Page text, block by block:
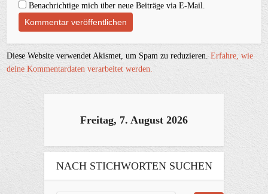
Benachrichtige mich über neue Beiträge via E-Mail.
Diese Website verwendet Akismet, um Spam zu reduzieren.Erfahre, wie
deine Kommentardaten verarbeitet werden.
Freitag, 7. August 2026
NACH STICHWORTEN SUCHEN